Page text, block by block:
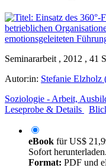
Seminararbeit , 2012 , 41
Autor:in: Stefanie Elzholz
Soziologie - Arbeit,
Leseprobe & Details
eBook fürUS$
Sofort
Format: PDF und